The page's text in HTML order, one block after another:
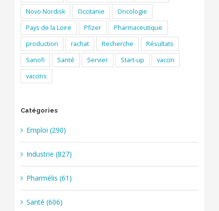
Novo Nordisk
Occitanie
Oncologie
Pays de la Loire
Pfizer
Pharmaceutique
production
rachat Recherche
Résultats
Sanofi
Santé Servier Start-up
vaccin
vaccins
Catégories
Emploi (290)
Industrie (827)
Pharmélis (61)
Santé (606)